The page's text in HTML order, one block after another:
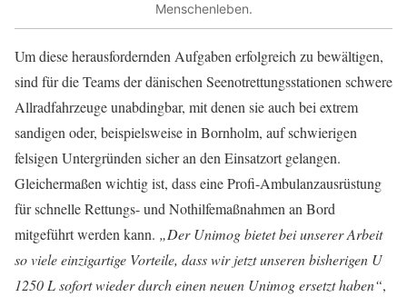
Menschenleben.
Um diese herausfordernden Aufgaben erfolgreich zu bewältigen,
sind für die Teams der dänischen Seenotrettungsstationen schwere
Allradfahrzeuge unabdingbar, mit denen sie auch bei extrem
sandigen oder, beispielsweise in Bornholm, auf schwierigen
felsigen Untergründen sicher an den Einsatzort gelangen.
Gleichermaßen wichtig ist, dass eine Profi-Ambulanzausrüstung
für schnelle Rettungs- und Nothilfemaßnahmen an Bord
mitgeführt werden kann. „Der Unimog bietet bei unserer Arbeit
so viele einzigartige Vorteile, dass wir jetzt unseren bisherigen U
1250 L sofort wieder durch einen neuen Unimog ersetzt haben“,